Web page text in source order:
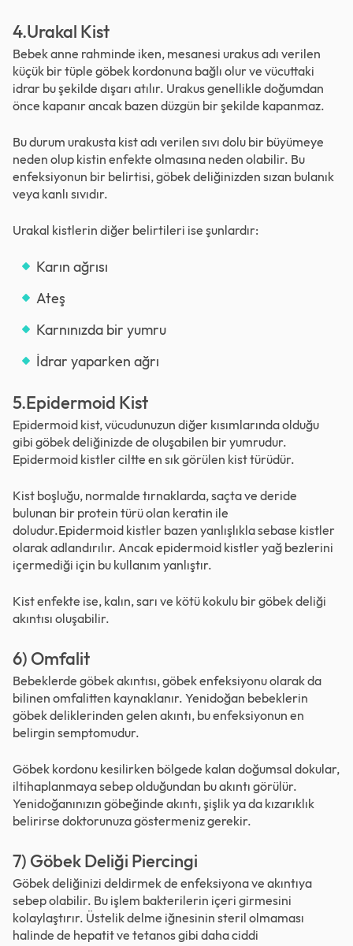
4.Urakal Kist
Bebek anne rahminde iken, mesanesi urakus adı verilen
küçük bir tüple göbek kordonuna bağlı olur ve vücuttaki
idrar bu şekilde dışarı atılır. Urakus genellikle doğumdan
önce kapanır ancak bazen düzgün bir şekilde kapanmaz.
Bu durum urakusta kist adı verilen sıvı dolu bir büyümeye
neden olup kistin enfekte olmasına neden olabilir. Bu
enfeksiyonun bir belirtisi, göbek deliğinizden sızan bulanık
veya kanlı sıvıdır.
Urakal kistlerin diğer belirtileri ise şunlardır:
Karın ağrısı
Ateş
Karnınızda bir yumru
İdrar yaparken ağrı
5.Epidermoid Kist
Epidermoid kist, vücudunuzun diğer kısımlarında olduğu
gibi göbek deliğinizde de oluşabilen bir yumrudur.
Epidermoid kistler ciltte en sık görülen kist türüdür.
Kist boşluğu, normalde tırnaklarda, saçta ve deride
bulunan bir protein türü olan keratin ile
doludur.Epidermoid kistler bazen yanlışlıkla sebase kistler
olarak adlandırılır. Ancak epidermoid kistler yağ bezlerini
içermediği için bu kullanım yanlıştır.
Kist enfekte ise, kalın, sarı ve kötü kokulu bir göbek deliği
akıntısı oluşabilir.
6) Omfalit
Bebeklerde göbek akıntısı, göbek enfeksiyonu olarak da
bilinen omfalitten kaynaklanır. Yenidoğan bebeklerin
göbek deliklerinden gelen akıntı, bu enfeksiyonun en
belirgin semptomudur.
Göbek kordonu kesilirken bölgede kalan doğumsal dokular,
iltihaplanmaya sebep olduğundan bu akıntı görülür.
Yenidoğanınızın göbeğinde akıntı, şişlik ya da kızarıklık
belirirse doktorunuza göstermeniz gerekir.
7) Göbek Deliği Piercingi
Göbek deliğinizi deldirmek de enfeksiyona ve akıntıya
sebep olabilir. Bu işlem bakterilerin içeri girmesini
kolaylaştırır. Üstelik delme iğnesinin steril olmaması
halinde de hepatit ve tetanos gibi daha ciddi